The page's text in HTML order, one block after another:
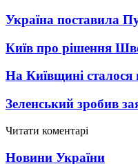
Україна поставила
Київ про рішення
На Київщині сталося
Зеленський зробив
Читати коментарі
Новини України